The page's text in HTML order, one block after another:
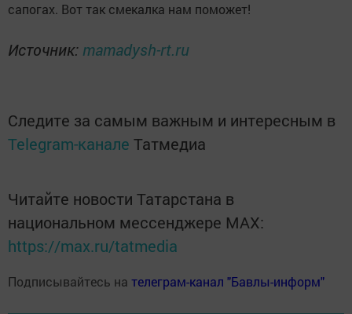
сапогах. Вот так смекалка нам поможет!
Источник: mamadysh-rt.ru
Следите за самым важным и интересным в
Telegram-канале Татмедиа
Читайте новости Татарстана в
национальном мессенджере MАХ:
https://max.ru/tatmedia
Подписывайтесь на телеграм-канал "Бавлы-информ"